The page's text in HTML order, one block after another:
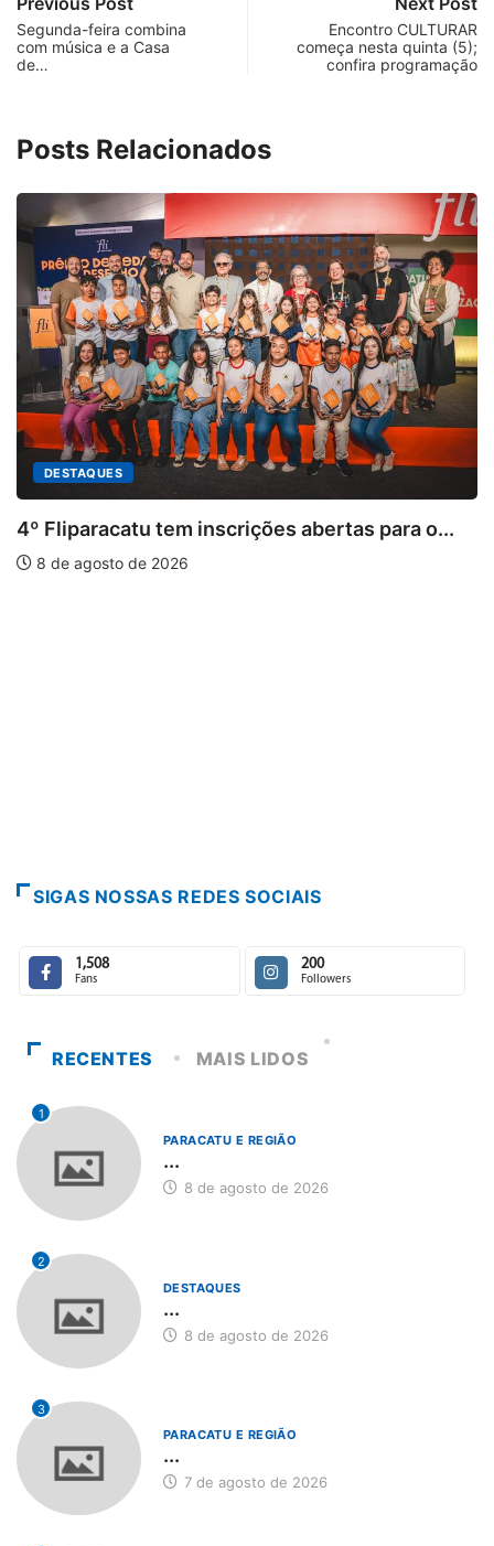
Segunda-feira combina
com música e a Casa
de…
Encontro CULTURAR
começa nesta quinta (5);
confira programação
Posts Relacionados
tem inscrições abertas para o...
agosto de 2026
SIGAS NOSSAS REDES SOCIAIS
1,508
Fans
200
Followers
RECENTES MAIS LIDOS
1
PARACATU E REGIÃO
...
8 de agosto de 2026
2
DESTAQUES
...
8 de agosto de 2026
3
PARACATU E REGIÃO
...
7 de agosto de 2026